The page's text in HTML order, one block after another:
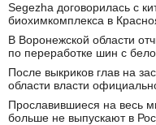
Segezha договорилась с
биохимкомплекса в
В Воронежской области
по переработке шин с
После выкриков глав на
области власти
Прославившиеся на весь
больше не выпускают в